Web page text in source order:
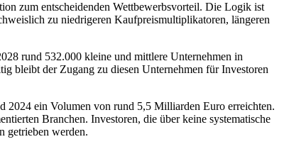
zum entscheidenden Wettbewerbsvorteil. Die Logik ist
zu niedrigeren Kaufpreismultiplikatoren, längeren
rund 532.000 kleine und mittlere Unternehmen in
bleibt der Zugang zu diesen Unternehmen für Investoren
2024 ein Volumen von rund 5,5 Milliarden Euro erreichten.
Branchen. Investoren, die über keine systematische
getrieben werden.